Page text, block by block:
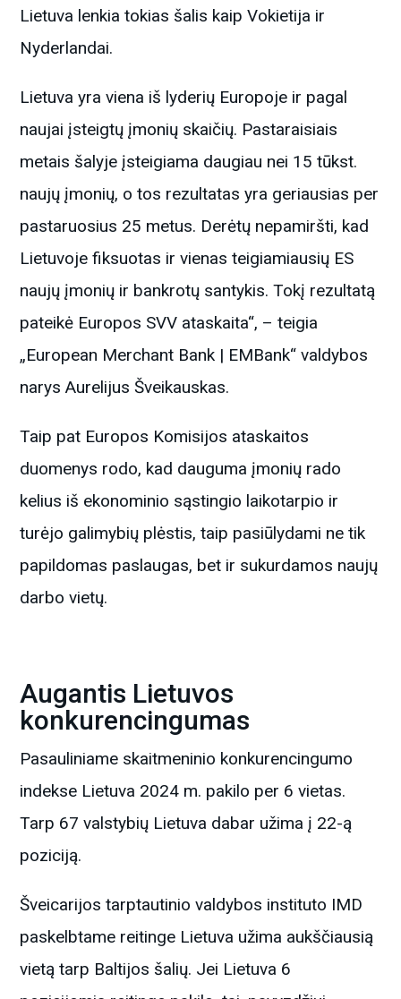
Lietuva lenkia tokias šalis kaip Vokietija ir
Nyderlandai.
Lietuva yra viena iš lyderių Europoje ir pagal
naujai įsteigtų įmonių skaičių. Pastaraisiais
metais šalyje įsteigiama daugiau nei 15 tūkst.
naujų įmonių, o tos rezultatas yra geriausias per
pastaruosius 25 metus. Derėtų nepamiršti, kad
Lietuvoje fiksuotas ir vienas teigiamiausių ES
naujų įmonių ir bankrotų santykis. Tokį rezultatą
pateikė Europos SVV ataskaita“, – teigia
„European Merchant Bank | EMBank“ valdybos
narys Aurelijus Šveikauskas.
Taip pat Europos Komisijos ataskaitos
duomenys rodo, kad dauguma įmonių rado
kelius iš ekonominio sąstingio laikotarpio ir
turėjo galimybių plėstis, taip pasiūlydami ne tik
papildomas paslaugas, bet ir sukurdamos naujų
darbo vietų.
Augantis Lietuvos
konkurencingumas
Pasauliniame skaitmeninio konkurencingumo
indekse Lietuva 2024 m. pakilo per 6 vietas.
Tarp 67 valstybių Lietuva dabar užima į 22-ą
poziciją.
Šveicarijos tarptautinio valdybos instituto IMD
paskelbtame reitinge Lietuva užima aukščiausią
vietą tarp Baltijos šalių. Jei Lietuva 6